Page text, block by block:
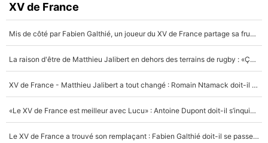
XV de France
Mis de côté par Fabien Galthié, un joueur du XV de France partage sa frustration : «ils ne me l’ont pas dit tout de suite»
La raison d'être de Matthieu Jalibert en dehors des terrains de rugby : «Ça m'atteint autant que si tu touches à un membre de ma famille»
XV de France - Matthieu Jalibert a tout changé : Romain Ntamack doit-il s’inquiéter pour sa place à un an de la Coupe du monde ?
«Le XV de France est meilleur avec Lucu» : Antoine Dupont doit-il s’inquiéter pour sa place ?
Le XV de France a trouvé son remplaçant : Fabien Galthié doit-il se passer d'Antoine Dupont ?